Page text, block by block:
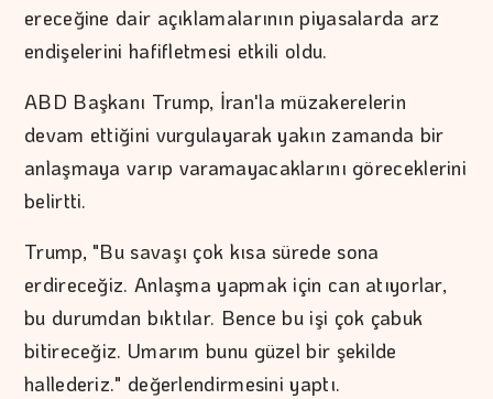
ereceğine dair açıklamalarının piyasalarda arz
endişelerini hafifletmesi etkili oldu.
ABD Başkanı Trump, İran'la müzakerelerin
devam ettiğini vurgulayarak yakın zamanda bir
anlaşmaya varıp varamayacaklarını göreceklerini
belirtti.
Trump, "Bu savaşı çok kısa sürede sona
erdireceğiz. Anlaşma yapmak için can atıyorlar,
bu durumdan bıktılar. Bence bu işi çok çabuk
bitireceğiz. Umarım bunu güzel bir şekilde
hallederiz." değerlendirmesini yaptı.